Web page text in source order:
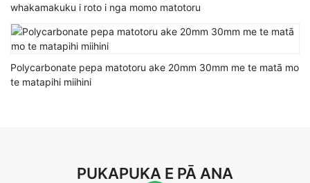
whakamakuku i roto i nga momo matotoru
Polycarbonate pepa matotoru ake 20mm 30mm me te matā mo
te matapihi miihini
PUKAPUKA E PĀ ANA